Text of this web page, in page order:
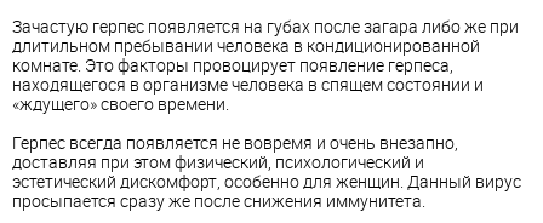
Зачастую герпес появляется на губах после загара либо же при
длитильном пребывании человека в кондиционированной
комнате. Это факторы провоцирует появление герпеса,
находящегося в организме человека в спящем состоянии и
«ждущего» своего времени.
Герпес всегда появляется не вовремя и очень внезапно,
доставляя при этом физический, психологический и
эстетический дискомфорт, особенно для женщин. Данный вирус
просыпается сразу же после снижения иммунитета.